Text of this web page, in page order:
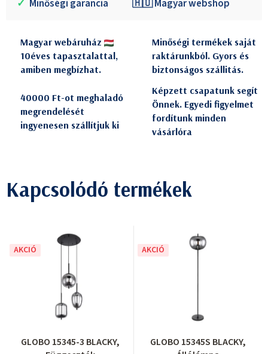
✓ Minőségi garancia 🇭🇺 Magyar webshop
Magyar webáruház
10éves tapasztalattal,
amiben megbízhat.
Minőségi termékek saját
raktárunkból. Gyors és
biztonságos szállitás.
40000 Ft-ot meghaladó
megrendelését
ingyenesen szállítjuk ki
Képzett csapatunk segít
Önnek. Egyedi figyelmet
fordítunk minden
vásárlóra
Kapcsolódó termékek
AKCIÓ
GLOBO 15345-3 BLACKY,
AKCIÓ
GLOBO 15345S BLACKY,